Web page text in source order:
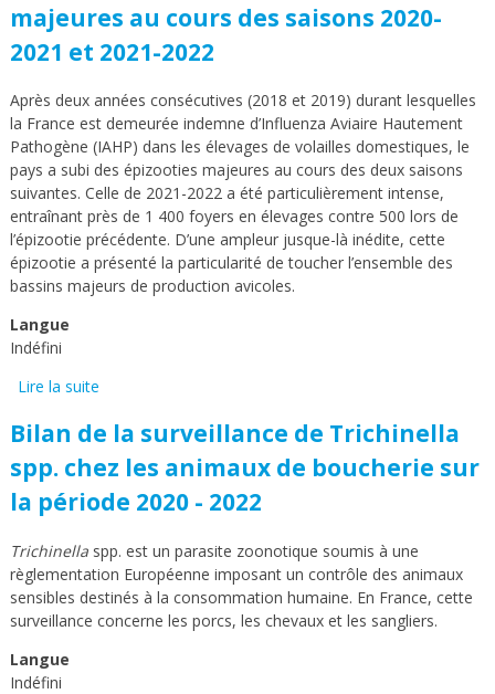
majeures au cours des saisons 2020-
2021 et 2021-2022
Après deux années consécutives (2018 et 2019) durant lesquelles
la France est demeurée indemne d’Influenza Aviaire Hautement
Pathogène (IAHP) dans les élevages de volailles domestiques, le
pays a subi des épizooties majeures au cours des deux saisons
suivantes. Celle de 2021-2022 a été particulièrement intense,
entraînant près de 1 400 foyers en élevages contre 500 lors de
l’épizootie précédente. D’une ampleur jusque-là inédite, cette
épizootie a présenté la particularité de toucher l’ensemble des
bassins majeurs de production avicoles.
Langue
Indéfini
Lire la suite
2021 et 2021-2022
Bilan de la surveillance de Trichinella
spp. chez les animaux de boucherie sur
la période 2020 - 2022
Trichinella spp. est un parasite zoonotique soumis à une
règlementation Européenne imposant un contrôle des animaux
sensibles destinés à la consommation humaine. En France, cette
surveillance concerne les porcs, les chevaux et les sangliers.
Langue
Indéfini